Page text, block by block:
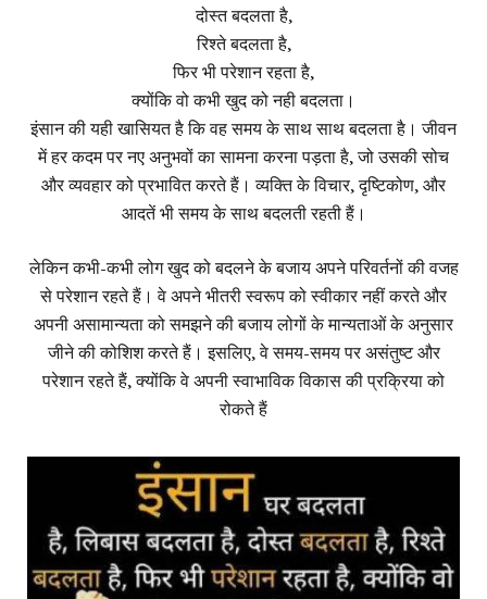
दोस्त बदलता है,
रिश्ते बदलता है,
फिर भी परेशान रहता है,
क्योंकि वो कभी खुद को नही बदलता।
इंसान की यही खासियत है कि वह समय के साथ साथ बदलता है। जीवन
में हर कदम पर नए अनुभवों का सामना करना पड़ता है, जो उसकी सोच
और व्यवहार को प्रभावित करते हैं। व्यक्ति के विचार, दृष्टिकोण, और
आदतें भी समय के साथ बदलती रहती हैं।
लेकिन कभी-कभी लोग खुद को बदलने के बजाय अपने परिवर्तनों की वजह
से परेशान रहते हैं। वे अपने भीतरी स्वरूप को स्वीकार नहीं करते और
अपनी असामान्यता को समझने की बजाय लोगों के मान्यताओं के अनुसार
जीने की कोशिश करते हैं। इसलिए, वे समय-समय पर असंतुष्ट और
परेशान रहते हैं, क्योंकि वे अपनी स्वाभाविक विकास की प्रक्रिया को
रोकते हैं